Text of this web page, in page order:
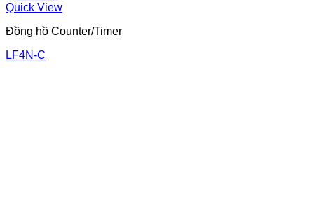
Quick View
Đồng hồ Counter/Timer
LF4N-C